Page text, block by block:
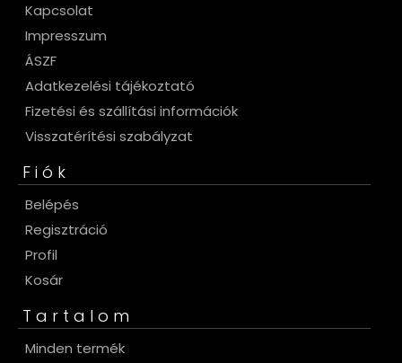
Kapcsolat
Impresszum
ÁSZF
Adatkezelési tájékoztató
Fizetési és szállítási információk
Visszatérítési szabályzat
Fiók
Belépés
Regisztráció
Profil
Kosár
Tartalom
Minden termék